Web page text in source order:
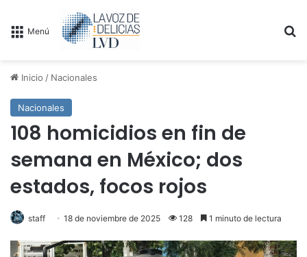
Menú
Inicio / Nacionales
Nacionales
108 homicidios en fin de
semana en México; dos
estados, focos rojos
staff 18 de noviembre de 2025 128 1 minuto de lectura